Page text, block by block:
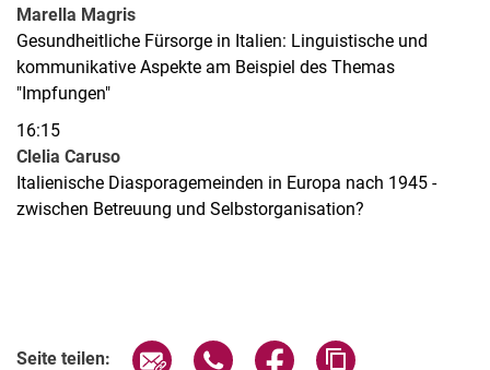
Marella Magris
Gesundheitliche Fürsorge in Italien: Linguistische und
kommunikative Aspekte am Beispiel des Themas
"Impfungen"
16:15
Clelia Caruso
Italienische Diasporagemeinden in Europa nach 1945 -
zwischen Betreuung und Selbstorganisation?
Seite teilen: Seite über E-Mail teilen
Seite über WhatsApp teilen
Seite über Facebook